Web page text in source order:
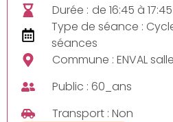
Durée : de 16:45 à 17:45
Type de séance :
séances
Commune : ENVAL
Public : 60_ans
Transport : Non